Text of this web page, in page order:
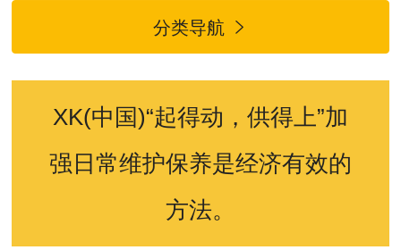
分类导航 
XK(中国)“起得动，供得上”加
强日常维护保养是经济有效的
方法。